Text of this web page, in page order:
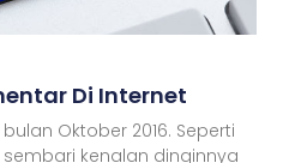
Di Internet
Oktober 2016. Seperti
kenalan dinginnya